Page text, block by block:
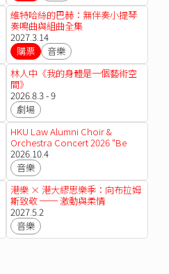
維特哈絲的巴赫：無伴奏小提琴
奏鳴曲與組曲全集
2027.3.14
購票
音樂
林人中《我的身體是一個藝術空
間》
2026.8.3 - 9
劇場
HKU Law Alumni Choir &
Orchestra Concert 2026 "Be
Our Guest"
2026.10.4
音樂
港樂 × 港大繆思樂季：向布拉姆
斯致敬 ── 激動與柔情
2027.5.2
音樂